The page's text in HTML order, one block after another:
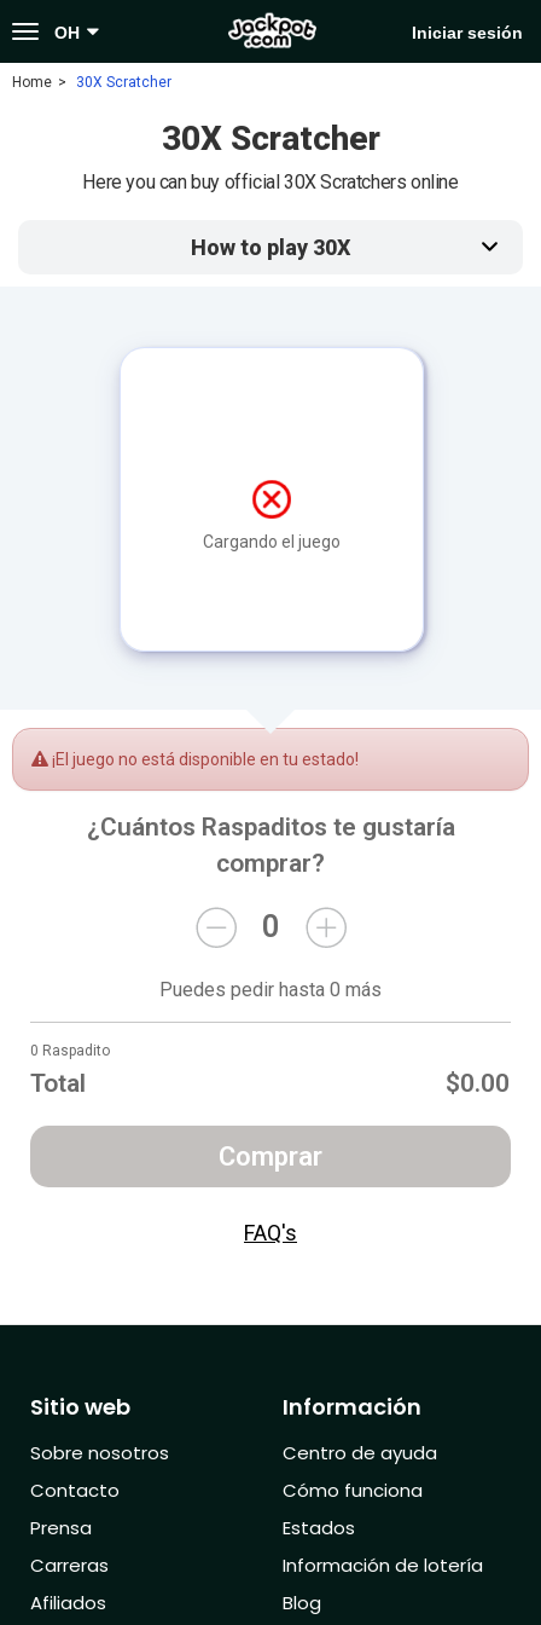
Toggle
navigation
OH Iniciar sesión
Home 30X Scratcher
30X Scratcher
Here you can buy official 30X Scratchers online
How to play 30X
Cargando el juego
¡El juego no está disponible en tu estado!
¿Cuántos Raspaditos te gustaría
comprar?
0
Puedes pedir hasta 0 más
0 Raspadito
Total $0.00
Comprar
FAQ's
Sitio web
Sobre nosotros
Contacto
Prensa
Carreras
Afiliados
Información
Centro de ayuda
Cómo funciona
Estados
Información de lotería
Blog